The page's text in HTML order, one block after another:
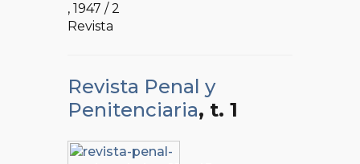
, 1947 / 2
Revista
Revista Penal y
Penitenciaria, t. 1